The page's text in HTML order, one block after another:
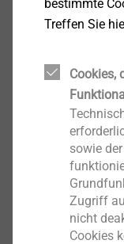
bestimmte
Treffen Sie
Cookies,
sowie
Zugriff
nicht
Cookies